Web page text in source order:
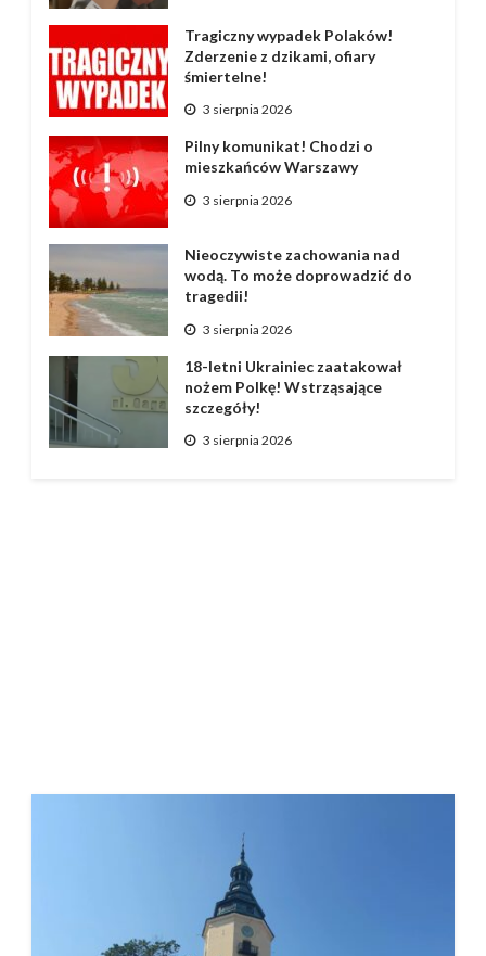
Tragiczny wypadek Polaków!
Zderzenie z dzikami, ofiary
śmiertelne!
3 sierpnia 2026
Pilny komunikat! Chodzi o
mieszkańców Warszawy
3 sierpnia 2026
Nieoczywiste zachowania nad
wodą. To może doprowadzić do
tragedii!
3 sierpnia 2026
18-letni Ukrainiec zaatakował
nożem Polkę! Wstrząsające
szczegóły!
3 sierpnia 2026